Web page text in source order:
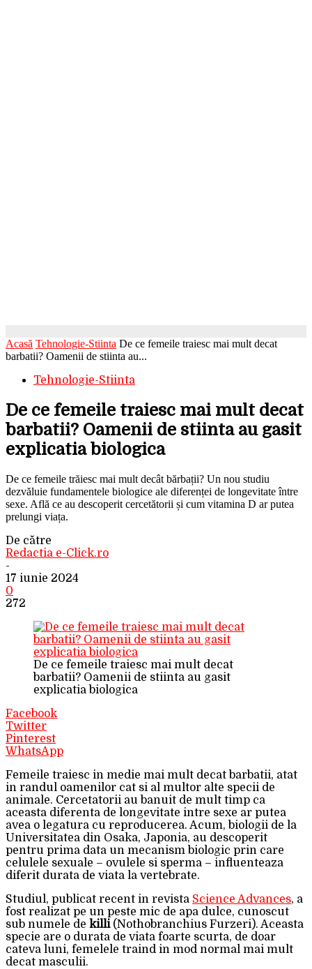
Acasă Tehnologie-Stiinta De ce femeile traiesc mai mult decat
barbatii? Oamenii de stiinta au...
Tehnologie-Stiinta
De ce femeile traiesc mai mult decat
barbatii? Oamenii de stiinta au gasit
explicatia biologica
De ce femeile trăiesc mai mult decât bărbații? Un nou studiu
dezvăluie fundamentele biologice ale diferenței de longevitate între
sexe. Află ce au descoperit cercetătorii și cum vitamina D ar putea
prelungi viața.
De către
Redactia e-Click.ro
-
17 iunie 2024
0
272
De ce femeile traiesc mai mult decat
barbatii? Oamenii de stiinta au gasit
explicatia biologica
Facebook
Twitter
Pinterest
WhatsApp
Femeile traiesc in medie mai mult decat barbatii, atat
in randul oamenilor cat si al multor alte specii de
animale. Cercetatorii au banuit de mult timp ca
aceasta diferenta de longevitate intre sexe ar putea
avea o legatura cu reproducerea. Acum, biologii de la
Universitatea din Osaka, Japonia, au descoperit
pentru prima data un mecanism biologic prin care
celulele sexuale – ovulele si sperma – influenteaza
diferit durata de viata la vertebrate.
Studiul, publicat recent in revista Science Advances, a
fost realizat pe un peste mic de apa dulce, cunoscut
sub numele de killi(Nothobranchius Furzeri). Aceasta
specie are o durata de viata foarte scurta, de doar
cateva luni, femelele traind in mod normal mai mult
decat masculii.